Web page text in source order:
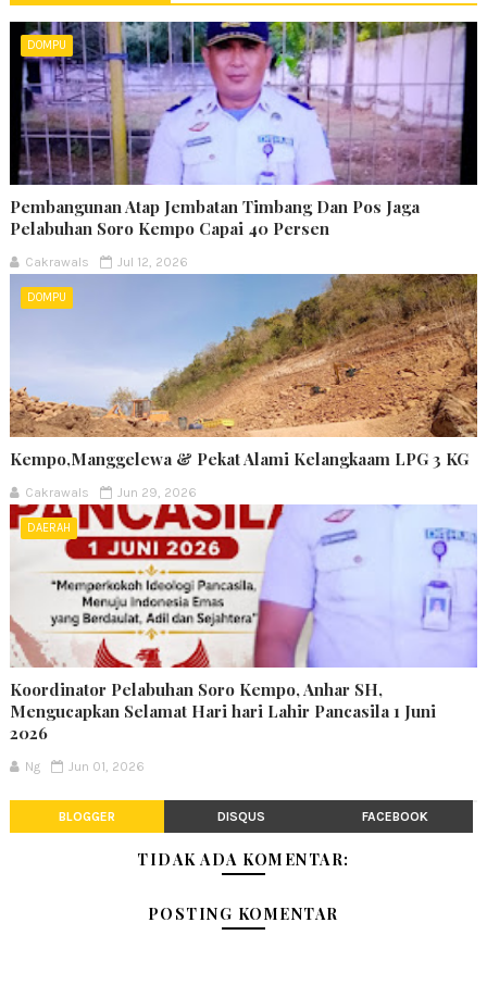
DOMPU
Pembangunan Atap Jembatan Timbang Dan Pos Jaga
Pelabuhan Soro Kempo Capai 40 Persen
Cakrawals Jul 12, 2026
DOMPU
Kempo,Manggelewa & Pekat Alami Kelangkaam LPG 3 KG
Cakrawals Jun 29, 2026
DAERAH
Koordinator Pelabuhan Soro Kempo, Anhar SH,
Mengucapkan Selamat Hari hari Lahir Pancasila 1 Juni
2026
Ng Jun 01, 2026
BLOGGER DISQUS FACEBOOK
TIDAK ADA KOMENTAR:
POSTING KOMENTAR